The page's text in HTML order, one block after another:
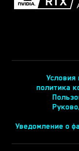
Условия
политика
Уведомление о